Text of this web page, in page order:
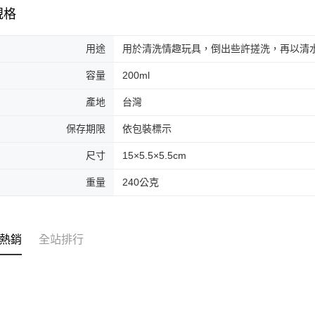
格
用途 用於清洗情趣玩具，倒出些許搓洗，再以清
容量 200ml
產地 台灣
保存期限 依包裝標示
尺寸 15×5.5×5.5cm
重量 240公克
銷 全站排行